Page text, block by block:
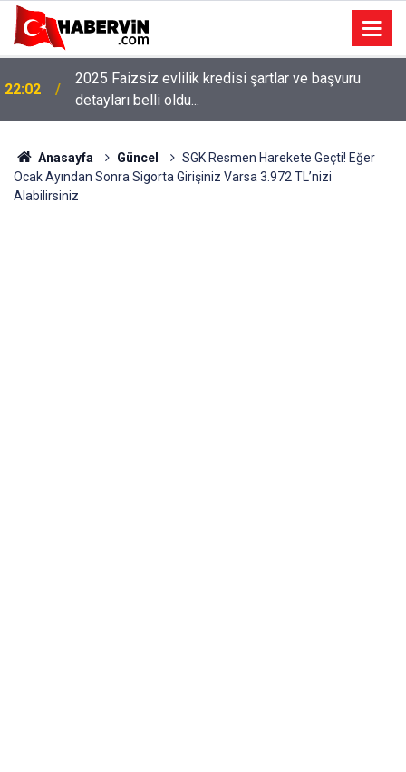
22:02
2025 Faizsiz evlilik kredisi şartlar ve başvuru
detayları belli oldu...
Anasayfa Güncel
SGK Resmen Harekete Geçti! Eğer
Ocak Ayından Sonra Sigorta Girişiniz Varsa 3.972 TL’nizi
Alabilirsiniz